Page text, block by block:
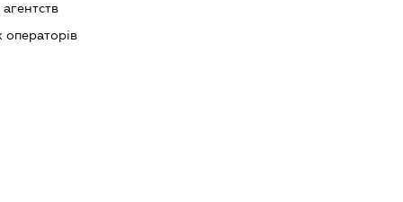
операторів